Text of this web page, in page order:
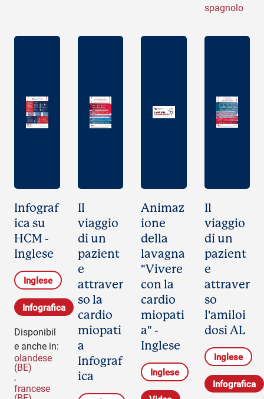
spagnolo
Infograf
ica su
HCM -
Inglese
Inglese
Infografica
Disponibil
e anche in:
olandese
(BE)
,
francese
Il
viaggio
di un
pazient
e
attraver
so la
cardio
miopati
a
Infograf
ica
Animaz
ione
della
lavagna
"Vivere
con la
cardio
miopati
a" -
Inglese
Inglese
Il
viaggio
di un
pazient
e
attraver
so
l'amiloi
dosi AL
Inglese
Infografica